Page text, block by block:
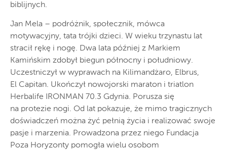
biblijnych.
Jan Mela – podróżnik, społecznik, mówca
motywacyjny, tata trójki dzieci. W wieku trzynastu lat
stracił rękę i nogę. Dwa lata później z Markiem
Kamińskim zdobył biegun północny i południowy.
Uczestniczył w wyprawach na Kilimandżaro, Elbrus,
El Capitan. Ukończył nowojorski maraton i triatlon
Herbalife IRONMAN 70.3 Gdynia. Porusza się
na protezie nogi. Od lat pokazuje, że mimo tragicznych
doświadczeń można żyć pełnią życia i realizować swoje
pasje i marzenia. Prowadzona przez niego Fundacja
Poza Horyzonty pomogła wielu osobom